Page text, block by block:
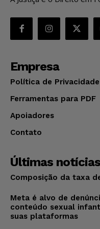
Empresa
Política de Privacidade
Ferramentas para PDF
Apoiadores
Contato
Últimas notícias
Composição da taxa
Meta é alvo de
conteúdo sexual
suas plataformas